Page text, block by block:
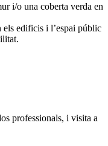
i/o una coberta verda en
els edificis i l’espai públic
professionals, i visita a